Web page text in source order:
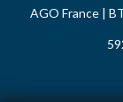
AGO France |